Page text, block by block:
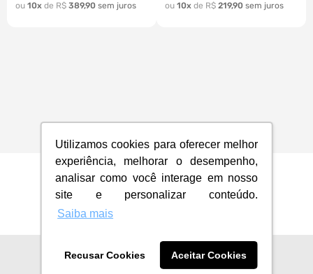
Utilizamos cookies para oferecer melhor
experiência, melhorar o desempenho,
analisar como você interage em nosso
site e personalizar conteúdo.
Saiba mais
Recusar Cookies Aceitar Cookies
10 R$ 389,90 10 R$ 219,90
CENTRAL DE ATENDIMENTO